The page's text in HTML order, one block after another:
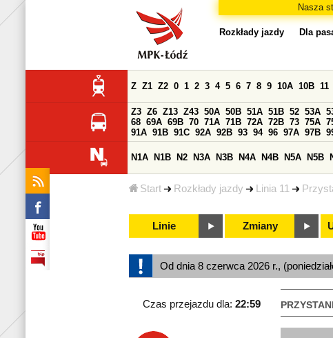
Nasza
Start Rozkłady jazdy Linia 11
Rozkłady jazdy Dla
Z Z1 Z2 0 1 2 3 4 5 6 7 8 9 10A 10B 11
Z3 Z6 Z13 Z43 50A 50B 51A 51B 52 53A
68 69A 69B 70 71A 71B 72A 72B 73 75A
91A 91B 91C 92A 92B 93 94 96 97A 97B
N1A N1B N2 N3A N3B N4A N4B N5A N5B
Linie Zmiany
Od dnia 8 czerwca 2026 r.,
Czas przejazdu dla: 22:59